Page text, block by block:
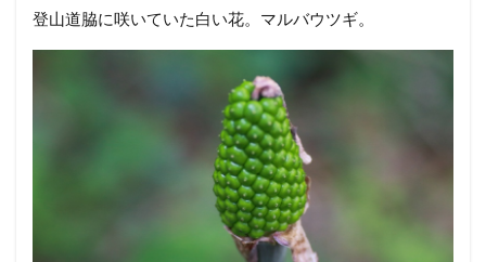
登山道脇に咲いていた白い花。マルバウツギ。